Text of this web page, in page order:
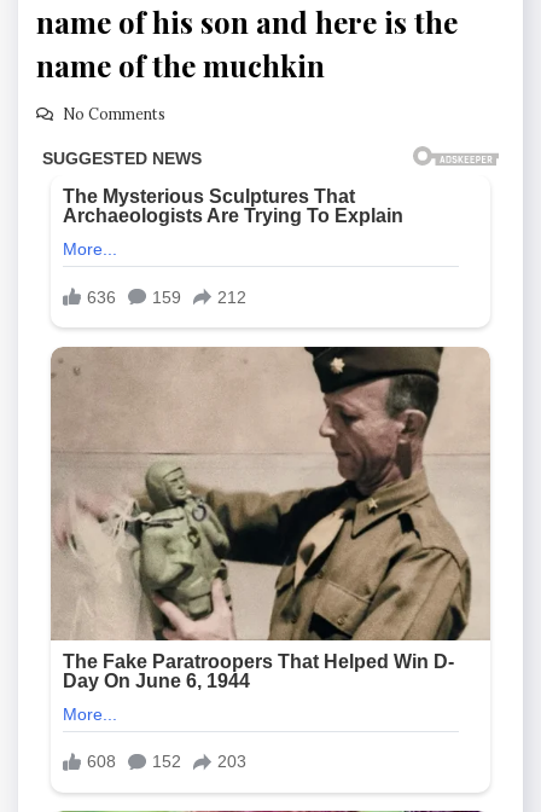
name of his son and here is the
name of the muchkin
No Comments